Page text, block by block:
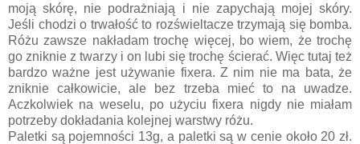
moją skórę, nie podrażniają i nie zapychają mojej skóry.
Jeśli chodzi o trwałość to rozświeltacze trzymają się bomba.
Różu zawsze nakładam trochę więcej, bo wiem, że trochę
go zniknie z twarzy i on lubi się trochę ścierać. Więc tutaj też
bardzo ważne jest używanie fixera. Z nim nie ma bata, że
zniknie całkowicie, ale bez trzeba mieć to na uwadze.
Aczkolwiek na weselu, po użyciu fixera nigdy nie miałam
potrzeby dokładania kolejnej warstwy różu.
Paletki są pojemności 13g, a paletki są w cenie około 20 zł.